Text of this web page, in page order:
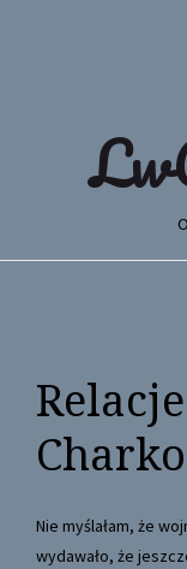
Nie myślałam, że
wydawało, że